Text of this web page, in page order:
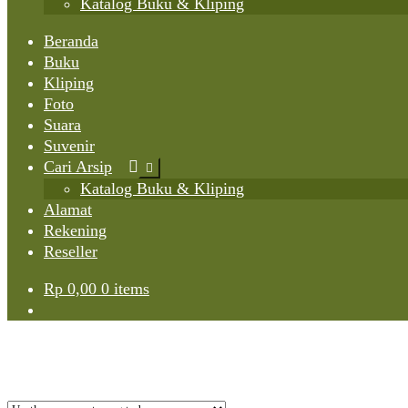
Katalog Buku & Kliping
Beranda
Buku
Kliping
Foto
Suara
Suvenir
Cari Arsip
Expand
child
menu
Katalog Buku & Kliping
Alamat
Rekening
Reseller
Rp 0,00 0 items